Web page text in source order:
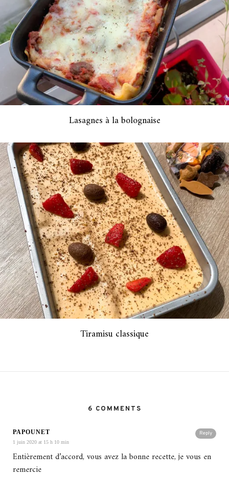
Lasagnes à la bolognaise
Tiramisu classique
6 COMMENTS
Reply
PAPOUNET
1 juin 2020 at 15 h 10 min
Entièrement d’accord, vous avez la bonne recette, je vous en
remercie